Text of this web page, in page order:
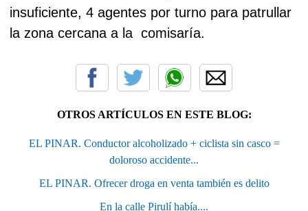
insuficiente, 4 agentes por turno para patrullar
la zona cercana a la comisaría.
OTROS ARTÍCULOS EN ESTE BLOG:
EL PINAR. Conductor alcoholizado + ciclista sin casco =
doloroso accidente...
EL PINAR. Ofrecer droga en venta también es delito
En la calle Pirulí había....